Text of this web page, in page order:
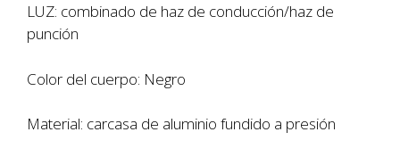
LUZ: combinado de haz de conducción/haz de
punción
Color del cuerpo: Negro
Material: carcasa de aluminio fundido a presión